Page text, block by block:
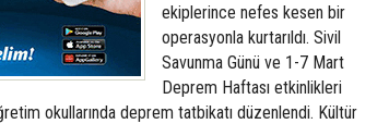
ekiplerince nefes kesen bir
operasyonla kurtarıldı. Sivil
Savunma Günü ve 1-7 Mart
Deprem Haftası etkinlikleri
okullarında deprem tatbikatı düzenlendi. Kültür